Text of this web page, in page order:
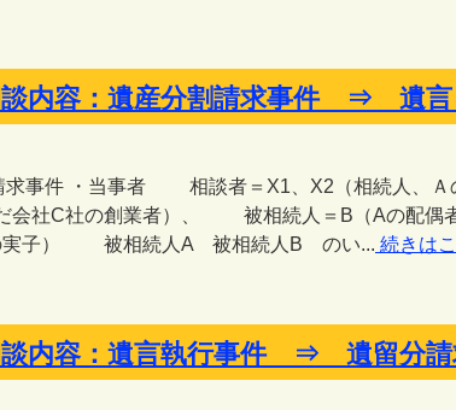
内容：遺産分割請求事件 ⇒ 遺
請求事件 ・当事者 相談者＝X1、X2（相続人
会社C社の創業者）、 被相続人＝B（Aの配偶
実子） 被相続人A 被相続人B のい... 続きは
内容：遺言執行事件 ⇒ 遺留分